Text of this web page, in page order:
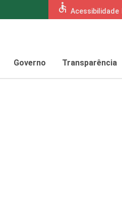
accessible Acessibilidade
Governo Transparência